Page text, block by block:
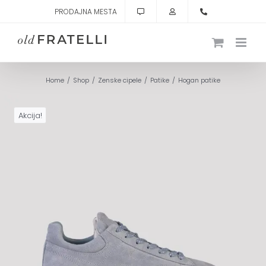
content
PRODAJNA MESTA
Home Shop Zenske cipele Patike Hogan patike
Akcija!